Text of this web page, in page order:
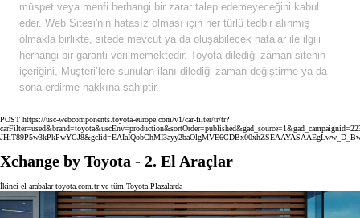
müspet veya menfi herhangi bir zarar talep edemeyeceğini kabul
eder. Web Sitesi'nin hatasız olması için her türlü tedbir alınmış
olmakla birlikte, sitede mevcut ya da oluşabilecek hatalar ile ilgili
herhangi bir garanti verilmemektedir. Toyota dilediği zaman sitenin
içeriğini, Müşteri’lere sunulan ilanı dilediği zaman değiştirme ya da
sona erdirme hakkına sahiptir.
POST https://usc-webcomponents.toyota-europe.com/v1/car-filter/tr/tr?
Xchange by Toyota - 2. El Araçlar
İkinci el arabalar toyota.com.tr ve tüm Toyota Plazalarda